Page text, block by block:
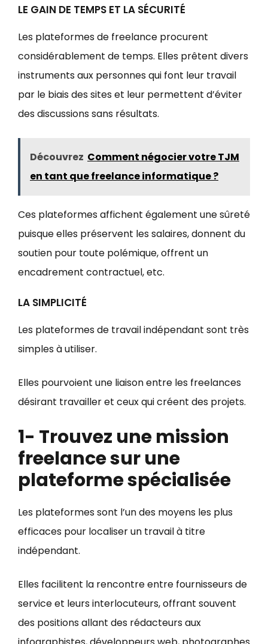
LE GAIN DE TEMPS ET LA SÉCURITÉ
Les plateformes de freelance procurent
considérablement de temps. Elles prêtent divers
instruments aux personnes qui font leur travail
par le biais des sites et leur permettent d’éviter
des discussions sans résultats.
Découvrez Comment négocier votre TJM
en tant que freelance informatique ?
Ces plateformes affichent également une sûreté
puisque elles préservent les salaires, donnent du
soutien pour toute polémique, offrent un
encadrement contractuel, etc.
LA SIMPLICITÉ
Les plateformes de travail indépendant sont très
simples à utiliser.
Elles pourvoient une liaison entre les freelances
désirant travailler et ceux qui créent des projets.
1- Trouvez une mission
freelance sur une
plateforme spécialisée
Les plateformes sont l’un des moyens les plus
efficaces pour localiser un travail à titre
indépendant.
Elles facilitent la rencontre entre fournisseurs de
service et leurs interlocuteurs, offrant souvent
des positions allant des rédacteurs aux